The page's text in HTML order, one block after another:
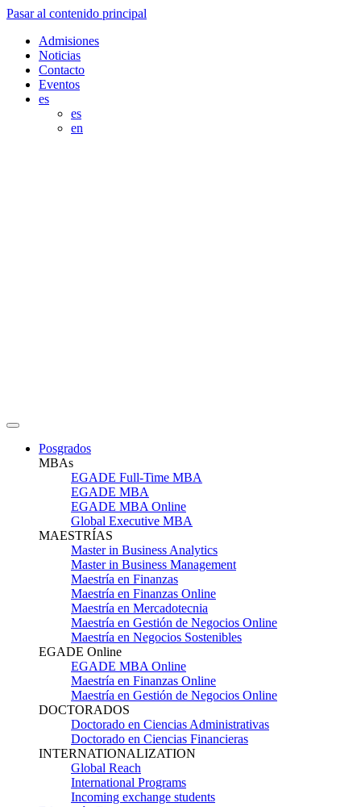
Pasar al contenido principal
Admisiones
Noticias
Contacto
Eventos
es
es
en
Posgrados
MBAs
EGADE Full-Time MBA
EGADE MBA
EGADE MBA Online
Global Executive MBA
MAESTRÍAS
Master in Business Analytics
Master in Business Management
Maestría en Finanzas
Maestría en Finanzas Online
Maestría en Mercadotecnia
Maestría en Gestión de Negocios Online
Maestría en Negocios Sostenibles
EGADE Online
EGADE MBA Online
Maestría en Finanzas Online
Maestría en Gestión de Negocios Online
DOCTORADOS
Doctorado en Ciencias Administrativas
Doctorado en Ciencias Financieras
INTERNATIONALIZATION
Global Reach
International Programs
Incoming exchange students